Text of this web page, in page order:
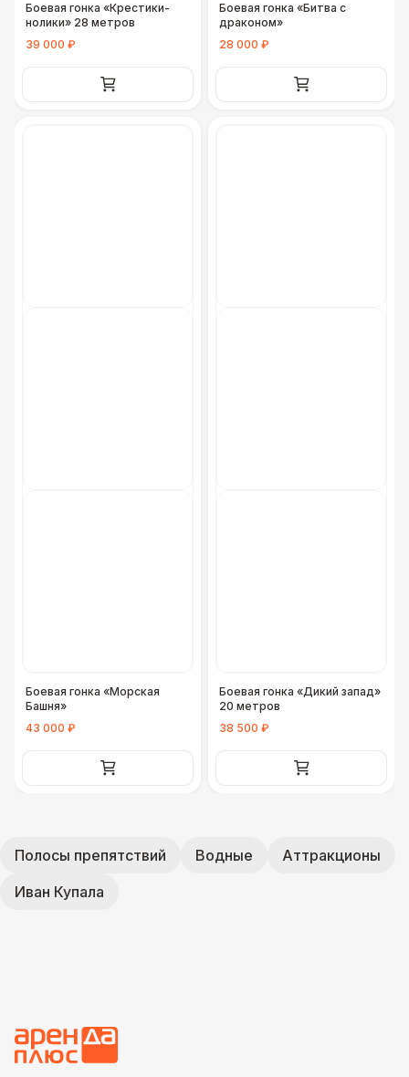
Боевая гонка «Крестики-
нолики» 28 метров
39 000 ₽
Боевая гонка «Битва с
драконом»
28 000 ₽
Боевая гонка «Морская
Башня»
43 000 ₽
Боевая гонка «Дикий запад»
20 метров
38 500 ₽
Полосы препятствий Водные
Аттракционы
Иван Купала